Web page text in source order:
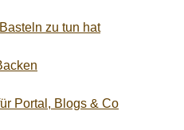
zu tun hat
Portal, Blogs & Co